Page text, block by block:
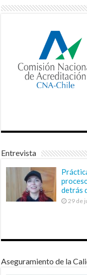
Entrevista
detrás
29 de
Aseguramiento de la